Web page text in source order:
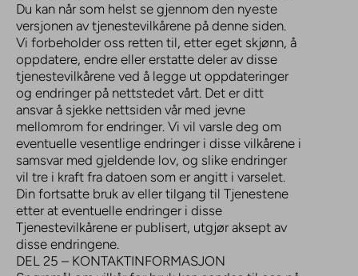
Du kan når som helst se gjennom den nyeste
versjonen av tjenestevilkårene på denne siden.
Vi forbeholder oss retten til, etter eget skjønn, å
oppdatere, endre eller erstatte deler av disse
tjenestevilkårene ved å legge ut oppdateringer
og endringer på nettstedet vårt. Det er ditt
ansvar å sjekke nettsiden vår med jevne
mellomrom for endringer. Vi vil varsle deg om
eventuelle vesentlige endringer i disse vilkårene i
samsvar med gjeldende lov, og slike endringer
vil tre i kraft fra datoen som er angitt i varselet.
Din fortsatte bruk av eller tilgang til Tjenestene
etter at eventuelle endringer i disse
Tjenestevilkårene er publisert, utgjør aksept av
disse endringene.
DEL 25 – KONTAKTINFORMASJON